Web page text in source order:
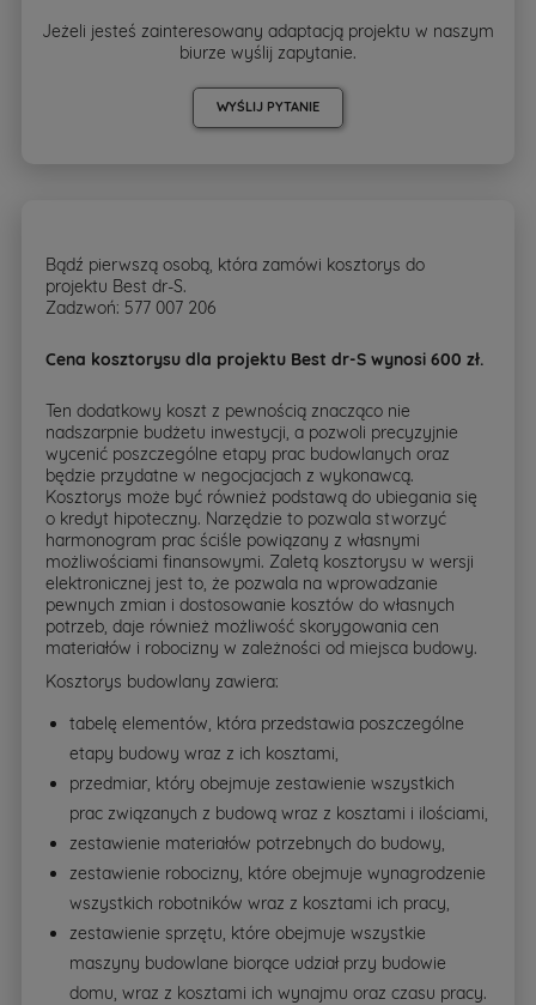
Jeżeli jesteś zainteresowany adaptacją projektu w naszym
biurze wyślij zapytanie.
WYŚLIJ PYTANIE
Bądź pierwszą osobą, która zamówi kosztorys do
projektu Best dr-S.
Zadzwoń: 577 007 206
Cena kosztorysu dla projektu Best dr-S wynosi 600 zł.
Ten dodatkowy koszt z pewnością znacząco nie
nadszarpnie budżetu inwestycji, a pozwoli precyzyjnie
wycenić poszczególne etapy prac budowlanych oraz
będzie przydatne w negocjacjach z wykonawcą.
Kosztorys może być również podstawą do ubiegania się
o kredyt hipoteczny. Narzędzie to pozwala stworzyć
harmonogram prac ściśle powiązany z własnymi
możliwościami finansowymi. Zaletą kosztorysu w wersji
elektronicznej jest to, że pozwala na wprowadzanie
pewnych zmian i dostosowanie kosztów do własnych
potrzeb, daje również możliwość skorygowania cen
materiałów i robocizny w zależności od miejsca budowy.
Kosztorys budowlany zawiera:
tabelę elementów, która przedstawia poszczególne
etapy budowy wraz z ich kosztami,
przedmiar, który obejmuje zestawienie wszystkich
prac związanych z budową wraz z kosztami i ilościami,
zestawienie materiałów potrzebnych do budowy,
zestawienie robocizny, które obejmuje wynagrodzenie
wszystkich robotników wraz z kosztami ich pracy,
zestawienie sprzętu, które obejmuje wszystkie
maszyny budowlane biorące udział przy budowie
domu, wraz z kosztami ich wynajmu oraz czasu pracy.